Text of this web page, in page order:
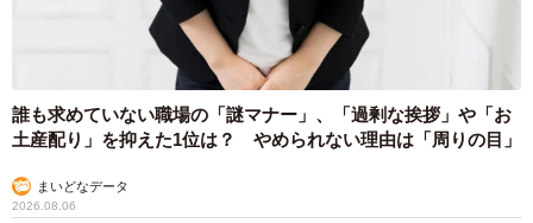
誰も求めていない職場の「謎マナー」、「過剰な挨拶」や「お
土産配り」を抑えた1位は？ やめられない理由は「周りの目」
まいどなデータ
2026.08.06